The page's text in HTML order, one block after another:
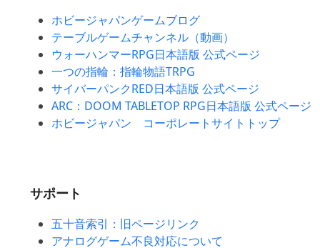
ホビージャパンゲームブログ
テーブルゲームチャンネル（動画）
ウォーハンマーRPG日本語版 公式ページ
一つの指輪：指輪物語TRPG
サイバーパンクRED日本語版 公式ページ
ARC：DOOM TABLETOP RPG日本語版 公式ページ
ホビージャパン コーポレートサイトトップ
サポート
五十音索引：旧ページリンク
アナログゲーム不良対応について